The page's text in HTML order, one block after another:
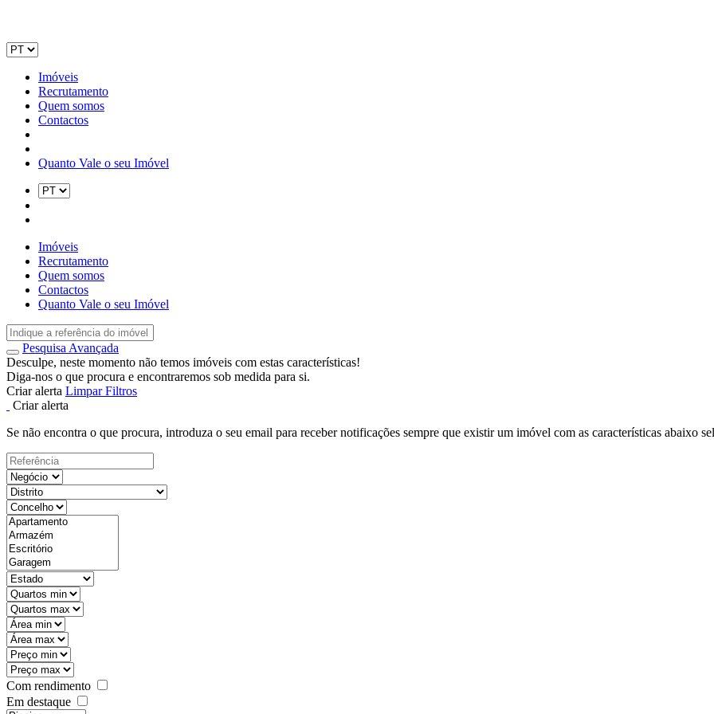
Imóveis
Recrutamento
Quem somos
Contactos
Quanto Vale o seu Imóvel
Imóveis
Recrutamento
Quem somos
Contactos
Quanto Vale o seu Imóvel
Pesquisa Avançada
Desculpe, neste momento não temos imóveis com estas características!
Diga-nos o que procura e encontraremos sob medida para si.
Criar alerta Limpar Filtros
Criar alerta
Se não encontra o que procura, introduza o seu email para receber notificações sempre que existir um imóvel com as características abaixo
Com rendimento
Em destaque